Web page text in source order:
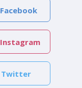
Facebook
Instagram
Twitter